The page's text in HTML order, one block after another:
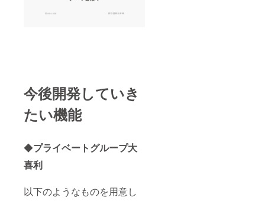
今後開発していき
たい機能
◆プライベートグループ大
喜利
以下のようなものを用意し